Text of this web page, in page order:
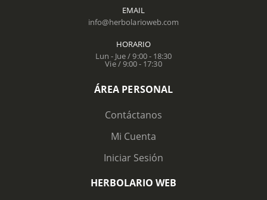
EMAIL
info@herbolarioweb.com
HORARIO
Lun - Jue / 9:00 - 18:30
Vie / 9:00 - 17:30
ÁREA PERSONAL
Contáctanos
Mi Cuenta
Iniciar Sesión
HERBOLARIO WEB